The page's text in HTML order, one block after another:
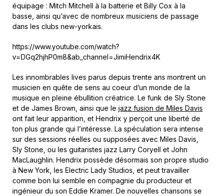
équipage : Mitch Mitchell à la batterie et Billy Cox à la
basse, ainsi qu’avec de nombreux musiciens de passage
dans les clubs new-yorkais.
https://www.youtube.com/watch?
v=DGq2hjhP0m8&ab_channel=JimiHendrix4K
Les innombrables lives parus depuis trente ans montrent un
musicien en quête de sens au coeur d’un monde de la
musique en pleine ébullition créatrice. Le funk de Sly Stone
et de James Brown, ainsi que le jazz fusion de Miles Davis
ont fait leur apparition, et Hendrix y perçoit une liberté de
ton plus grande qui l’intéresse. La spéculation sera intense
sur des sessions réelles ou supposées avec Miles Davis,
Sly Stone, ou les guitaristes jazz Larry Coryell et John
MacLaughlin. Hendrix possède désormais son propre studio
à New York, les Electric Lady Studios, et peut travailler
comme bon lui semble en compagnie du producteur et
ingénieur du son Eddie Kramer. De nouvelles chansons se